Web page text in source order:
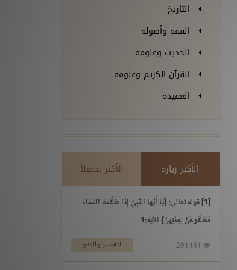
التاريخ
الفقه وأصوله
الحديث وعلومه
القرآن الكريم وعلومه
العقيدة
الأكثر زيارة الأكثر تحميلاً
[1] قوله تعالى: {يَا أَيُّهَا النَّبِيُّ إِذَا طَلَّقْتُمُ النِّسَاء
فَطَلِّقُوهُنَّ لِعِدَّتِهِنَّ} الآية:1
التفسير والتدبر